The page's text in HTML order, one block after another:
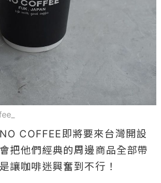
COFFEE即將要來台灣開設
把他們經典的周邊商品全部帶
讓咖啡迷興奮到不行！